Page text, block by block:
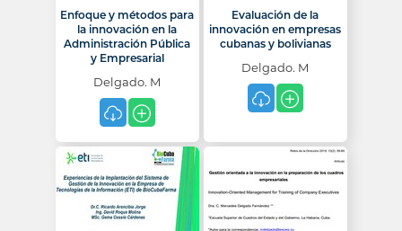
Enfoque y métodos para
la innovación en la
Administración Pública
y Empresarial
Delgado. M
Evaluación de la
innovación en empresas
cubanas y bolivianas
Delgado. M